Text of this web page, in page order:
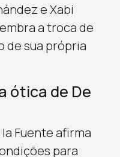
e Xabi
a troca de
de sua própria
ótica de De
la Fuente afirma
para